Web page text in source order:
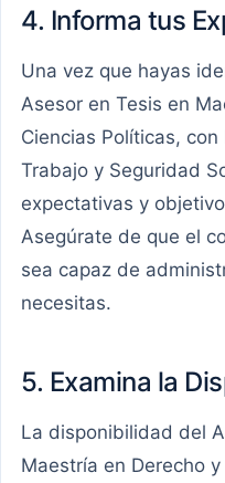
4. Informa tus
Una vez que hayas
Asesor en Tesis en
Ciencias Políticas,
Trabajo y Seguridad
expectativas y
Asegúrate de que el
sea capaz de
necesitas.
5. Examina la
La disponibilidad del
Maestría en Derecho